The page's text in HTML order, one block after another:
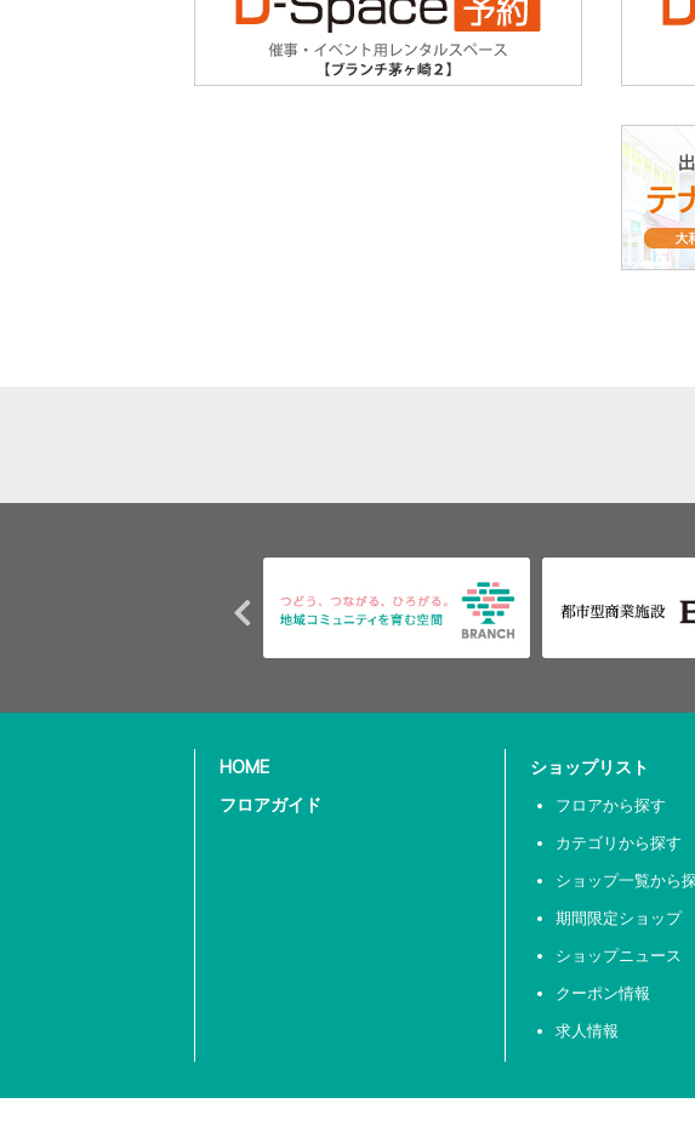
HOME
フロアガイド
ショップリスト
フロアから探す
カテゴリから探す
ショップ一覧から
期間限定ショップ
ショップニュース
クーポン情報
求人情報